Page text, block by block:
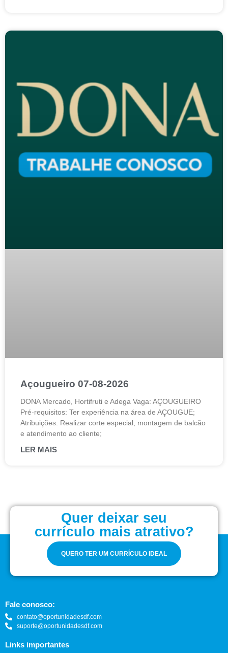
Açougueiro 07-08-2026
DONA Mercado, Hortifruti e Adega Vaga: AÇOUGUEIRO
Pré-requisitos: Ter experiência na área de AÇOUGUE;
Atribuições: Realizar corte especial, montagem de balcão
e atendimento ao cliente;
LER MAIS
Quer deixar seu
currículo mais atrativo?
QUERO TER UM CURRÍCULO IDEAL
Fale conosco:
contato@oportunidadesdf.com
suporte@oportunidadesdf.com
Links importantes